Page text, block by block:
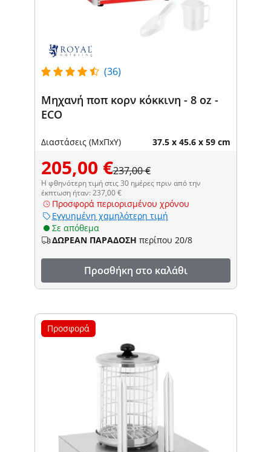
(36)
Μηχανή ποπ κορν κόκκινη - 8 oz -
ECO
Διαστάσεις (ΜxΠxΥ) 37.5 x 45.6 x 59 cm
205,00 €237,00 €
Η φθηνότερη τιμή στις 30 ημέρες πριν από την
έκπτωση ήταν: 237,00 €
Προσφορά περιορισμένου χρόνου
Εγγυημένη χαμηλότερη τιμή
Σε απόθεμα
ΔΩΡΕΑΝ ΠΑΡΑΔΟΣΗ περίπου 20/8
Προσθήκη στο καλάθι
Προσφορά